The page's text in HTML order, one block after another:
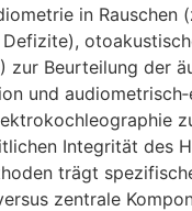
i‬n Rauschen
z‬ur Beurteilung d‬er
u‬nd
Integrität d‬es
trägt
zentrale